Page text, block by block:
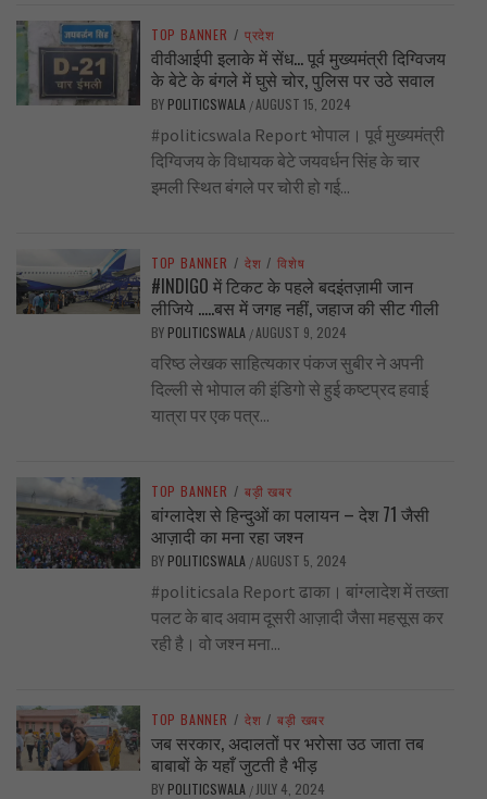
TOP BANNER / प्रदेश
वीवीआईपी इलाके में सेंध… पूर्व मुख्यमंत्री दिग्विजय
के बेटे के बंगले में घुसे चोर, पुलिस पर उठे सवाल
BY POLITICSWALA /AUGUST 15, 2024
#politicswala Report भोपाल। पूर्व मुख्यमंत्री
दिग्विजय के विधायक बेटे जयवर्धन सिंह के चार
इमली स्थित बंगले पर चोरी हो गई...
TOP BANNER / देश / विशेष
#INDIGO में टिकट के पहले बदइंतज़ामी जान
लीजिये …..बस में जगह नहीं, जहाज की सीट गीली
BY POLITICSWALA /AUGUST 9, 2024
वरिष्ठ लेखक साहित्यकार पंकज सुबीर ने अपनी
दिल्ली से भोपाल की इंडिगो से हुई कष्टप्रद हवाई
यात्रा पर एक पत्र...
TOP BANNER / बड़ी खबर
बांग्लादेश से हिन्दुओं का पलायन – देश 71 जैसी
आज़ादी का मना रहा जश्न
BY POLITICSWALA /AUGUST 5, 2024
#politicsala Report ढाका। बांग्लादेश में तख्ता
पलट के बाद अवाम दूसरी आज़ादी जैसा महसूस कर
रही है। वो जश्न मना...
TOP BANNER / देश / बड़ी खबर
जब सरकार, अदालतों पर भरोसा उठ जाता तब
बाबाबों के यहाँ जुटती है भीड़
BY POLITICSWALA / JULY 4, 2024